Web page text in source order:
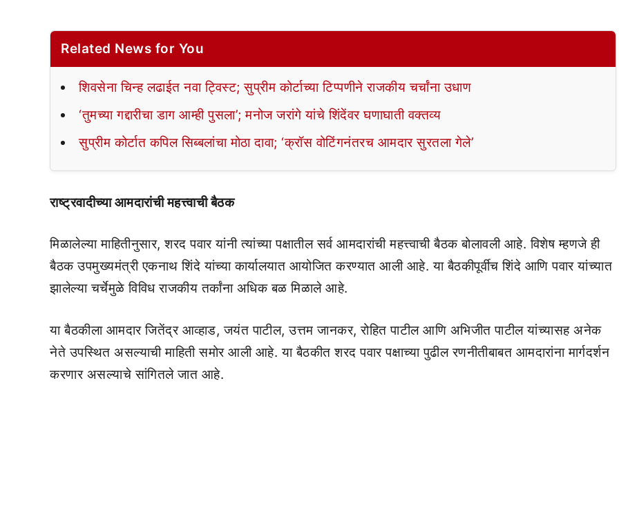
Related News for You
शिवसेना चिन्ह लढाईत नवा ट्विस्ट; सुप्रीम कोर्टाच्या टिप्पणीने राजकीय चर्चांना उधाण
‘तुमच्या गद्दारीचा डाग आम्ही पुसला’; मनोज जरांगे यांचे शिंदेंवर घणाघाती वक्तव्य
सुप्रीम कोर्टात कपिल सिब्बलांचा मोठा दावा; ‘क्रॉस वोटिंगनंतरच आमदार सुरतला गेले’
राष्ट्रवादीच्या आमदारांची महत्त्वाची बैठक
मिळालेल्या माहितीनुसार, शरद पवार यांनी त्यांच्या पक्षातील सर्व आमदारांची महत्त्वाची बैठक बोलावली आहे. विशेष म्हणजे ही
बैठक उपमुख्यमंत्री एकनाथ शिंदे यांच्या कार्यालयात आयोजित करण्यात आली आहे. या बैठकीपूर्वीच शिंदे आणि पवार यांच्यात
झालेल्या चर्चेमुळे विविध राजकीय तर्कांना अधिक बळ मिळाले आहे.
या बैठकीला आमदार जितेंद्र आव्हाड, जयंत पाटील, उत्तम जानकर, रोहित पाटील आणि अभिजीत पाटील यांच्यासह अनेक
नेते उपस्थित असल्याची माहिती समोर आली आहे. या बैठकीत शरद पवार पक्षाच्या पुढील रणनीतीबाबत आमदारांना मार्गदर्शन
करणार असल्याचे सांगितले जात आहे.